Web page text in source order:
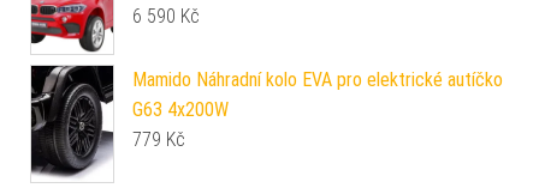
6 590 Kč
Mamido Náhradní kolo EVA pro elektrické autíčko
G63 4x200W
779 Kč